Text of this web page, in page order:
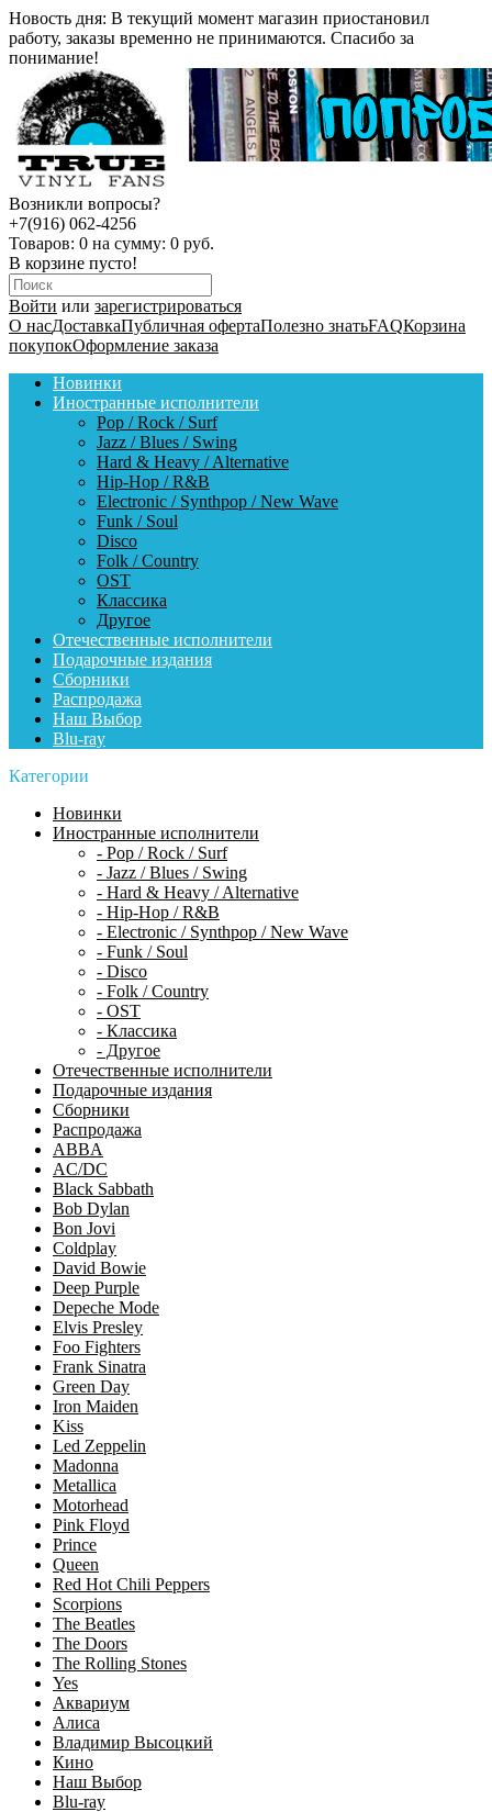
Новость дня: В текущий момент магазин приостановил
работу, заказы временно не принимаются. Спасибо за
понимание!
Возникли вопросы?
+7(916) 062-4256
Товаров: 0 на сумму: 0 руб.
В корзине пусто!
Войти или зарегистрироваться
О насДоставкаПубличная офертаПолезно знатьFAQКорзина
покупокОформление заказа
Новинки
Иностранные исполнители
Pop / Rock / Surf
Jazz / Blues / Swing
Hard & Heavy / Alternative
Hip-Hop / R&B
Electronic / Synthpop / New Wave
Funk / Soul
Disco
Folk / Country
OST
Классика
Другое
Отечественные исполнители
Подарочные издания
Сборники
Распродажа
Наш Выбор
Blu-ray
Категории
Новинки
Иностранные исполнители
- Pop / Rock / Surf
- Jazz / Blues / Swing
- Hard & Heavy / Alternative
- Hip-Hop / R&B
- Electronic / Synthpop / New Wave
- Funk / Soul
- Disco
- Folk / Country
- OST
- Классика
- Другое
Отечественные исполнители
Подарочные издания
Сборники
Распродажа
ABBA
AC/DC
Black Sabbath
Bob Dylan
Bon Jovi
Coldplay
David Bowie
Deep Purple
Depeche Mode
Elvis Presley
Foo Fighters
Frank Sinatra
Green Day
Iron Maiden
Kiss
Led Zeppelin
Madonna
Metallica
Motorhead
Pink Floyd
Prince
Queen
Red Hot Chili Peppers
Scorpions
The Beatles
The Doors
The Rolling Stones
Yes
Аквариум
Алиса
Владимир Высоцкий
Кино
Наш Выбор
Blu-ray